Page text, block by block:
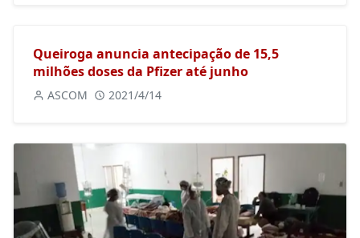
Queiroga anuncia antecipação de 15,5
milhões doses da Pfizer até junho
ASCOM 2021/4/14